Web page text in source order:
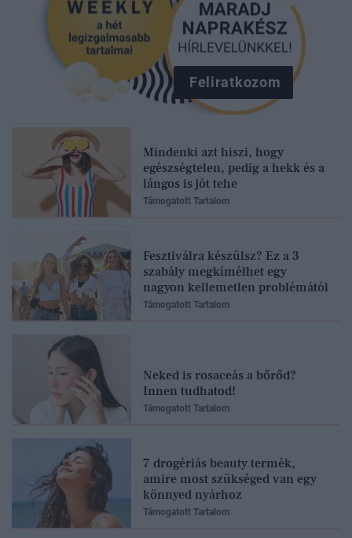
Feliratkozom
Mindenki azt hiszi, hogy
egészségtelen, pedig a hekk és a
lángos is jót tehe
Támogatott Tartalom
Fesztiválra készülsz? Ez a 3
szabály megkímélhet egy
nagyon kellemetlen problémától
Támogatott Tartalom
Neked is rosaceás a bőrőd?
Innen tudhatod!
Támogatott Tartalom
7 drogériás beauty termék,
amire most szükséged van egy
könnyed nyárhoz
Támogatott Tartalom